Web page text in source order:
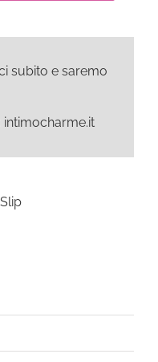
subito e saremo
intimocharme.it
Slip